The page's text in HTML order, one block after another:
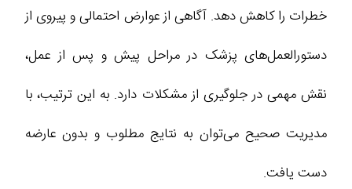
خطرات را کاهش دهد. آگاهی از عوارض احتمالی و پیروی از
دستورالعمل‌های پزشک در مراحل پیش و پس از عمل،
نقش مهمی در جلوگیری از مشکلات دارد. به این ترتیب، با
مدیریت صحیح می‌توان به نتایج مطلوب و بدون عارضه
دست یافت.